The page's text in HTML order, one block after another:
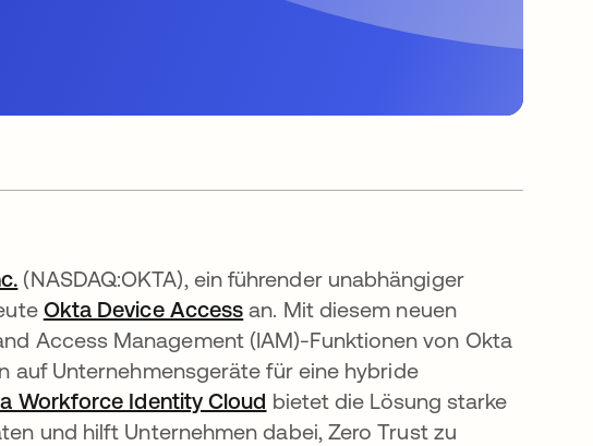
(NASDAQ:OKTA), ein führender unabhängiger
Okta Device Access an. Mit diesem neuen
Access Management (IAM)-Funktionen von Okta
auf Unternehmensgeräte für eine hybride
Workforce Identity Cloud bietet die Lösung starke
und hilft Unternehmen dabei, Zero Trust zu